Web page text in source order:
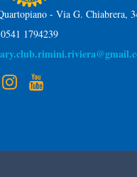
- Via G. Chiabrera,
0541 1794239